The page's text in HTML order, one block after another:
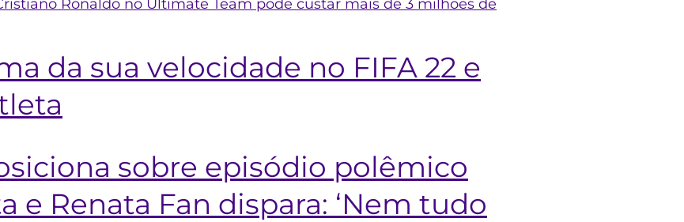
Ronaldo no Ultimate Team pode custar mais de 3 milhões de
da sua velocidade no FIFA 22 e
sobre episódio polêmico
e Renata Fan dispara: ‘Nem tudo